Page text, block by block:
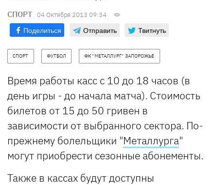
СПОРТ 04 Октября 2013 09:34
Поделиться Отправить Твитнуть
СПОРТ ФУТБОЛ ФК "МЕТАЛЛУРГ" ЗАПОРОЖЬЕ
Время работы касс с 10 до 18 часов (в
день игры - до начала матча). Стоимость
билетов от 15 до 50 гривен в
зависимости от выбранного сектора. По-
прежнему болельщики "Металлурга"
могут приобрести сезонные абонементы.
Также в кассах будут доступны